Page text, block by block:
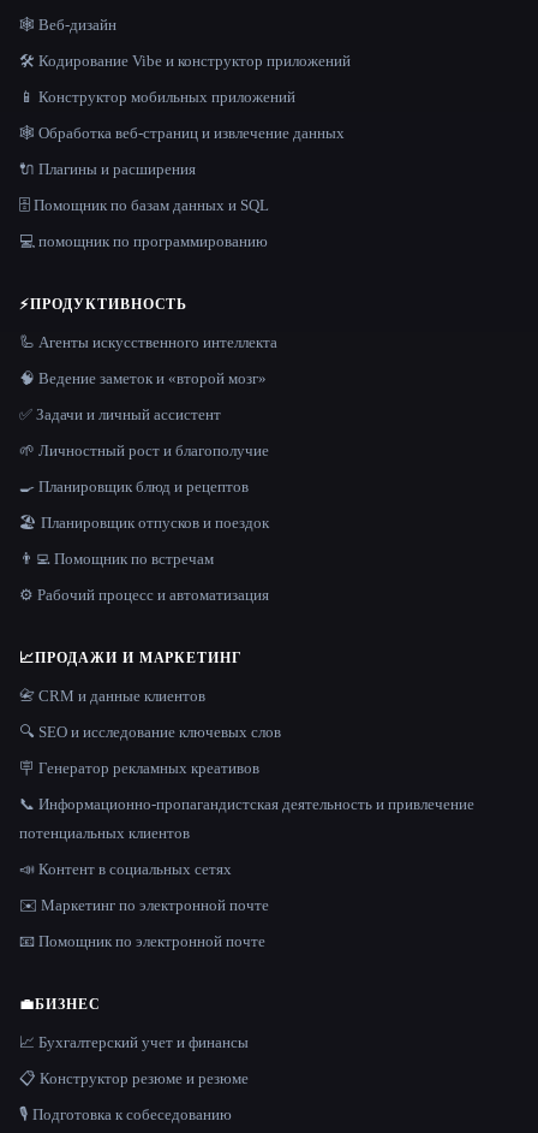
🕸 Веб-дизайн
🛠️ Кодирование Vibe и конструктор приложений
📱 Конструктор мобильных приложений
🕸️ Обработка веб-страниц и извлечение данных
🔌 Плагины и расширения
🗄️ Помощник по базам данных и SQL
💻 помощник по программированию
⚡ПРОДУКТИВНОСТЬ
🦾 Агенты искусственного интеллекта
🧠 Ведение заметок и «второй мозг»
✅ Задачи и личный ассистент
🌱 Личностный рост и благополучие
🍳 Планировщик блюд и рецептов
🏖 Планировщик отпусков и поездок
👨‍💻 Помощник по встречам
⚙️ Рабочий процесс и автоматизация
📈ПРОДАЖИ И МАРКЕТИНГ
📇 CRM и данные клиентов
🔍 SEO и исследование ключевых слов
🪧 Генератор рекламных креативов
📞 Информационно-пропагандистская деятельность и привлечение
потенциальных клиентов
📣 Контент в социальных сетях
✉️ Маркетинг по электронной почте
📧 Помощник по электронной почте
💼БИЗНЕС
📈 Бухгалтерский учет и финансы
📋 Конструктор резюме и резюме
🎙️ Подготовка к собеседованию